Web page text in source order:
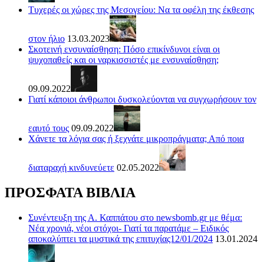
Τυχερές οι χώρες της Μεσογείου: Να τα οφέλη της έκθεσης
στον ήλιο 13.03.2023
Σκοτεινή ενσυναίσθηση: Πόσο επικίνδυνοι είναι οι
ψυχοπαθείς και οι ναρκισσιστές με ενσυναίσθηση;
09.09.2022
Γιατί κάποιοι άνθρωποι δυσκολεύονται να συγχωρήσουν τον
εαυτό τους 09.09.2022
Χάνετε τα λόγια σας ή ξεχνάτε μικροπράγματα; Από ποια
διαταραχή κινδυνεύετε 02.05.2022
ΠΡΟΣΦΑΤΑ ΒΙΒΛΙΑ
Συνέντευξη της Α. Καππάτου στο newsbomb.gr με θέμα:
Νέα χρονιά, νέοι στόχοι- Γιατί τα παρατάμε – Ειδικός
αποκαλύπτει τα μυστικά της επιτυχίας12/01/2024 13.01.2024